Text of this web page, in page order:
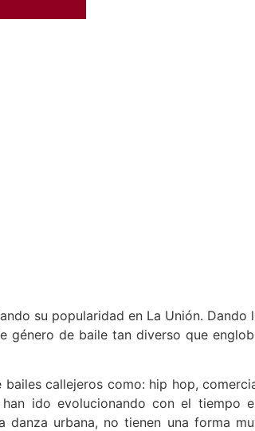
su popularidad en La Unión. Dando
género de baile tan diverso que
callejeros como: hip hop,
ido evolucionando con el tiempo
urbana, no tienen una forma